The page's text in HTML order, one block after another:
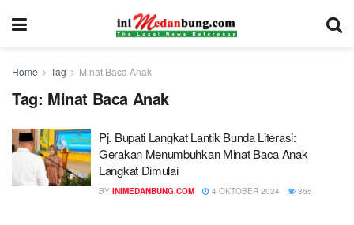
Home Tag Minat Baca Anak
Tag: Minat Baca Anak
Pj. Bupati Langkat Lantik Bunda Literasi:
Gerakan Menumbuhkan Minat Baca Anak
Langkat Dimulai
BY INIMEDANBUNG.COM 4 OKTOBER 2024 865